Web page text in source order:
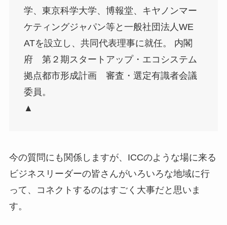
学、東京科学大学、博報堂、キヤノンマー
ケティングジャパン等と一般社団法人WE
ATを設立し、共同代表理事に就任。 内閣
府 第２期スタートアップ・エコシステム
拠点都市形成計画 審査・選定有識者会議
委員。
▲
今の質問にも関係しますが、ICCのような場に来る
ビジネスリーダーの皆さんがいろいろな地域に行
って、コネクトするのはすごく大事だと思いま
す。